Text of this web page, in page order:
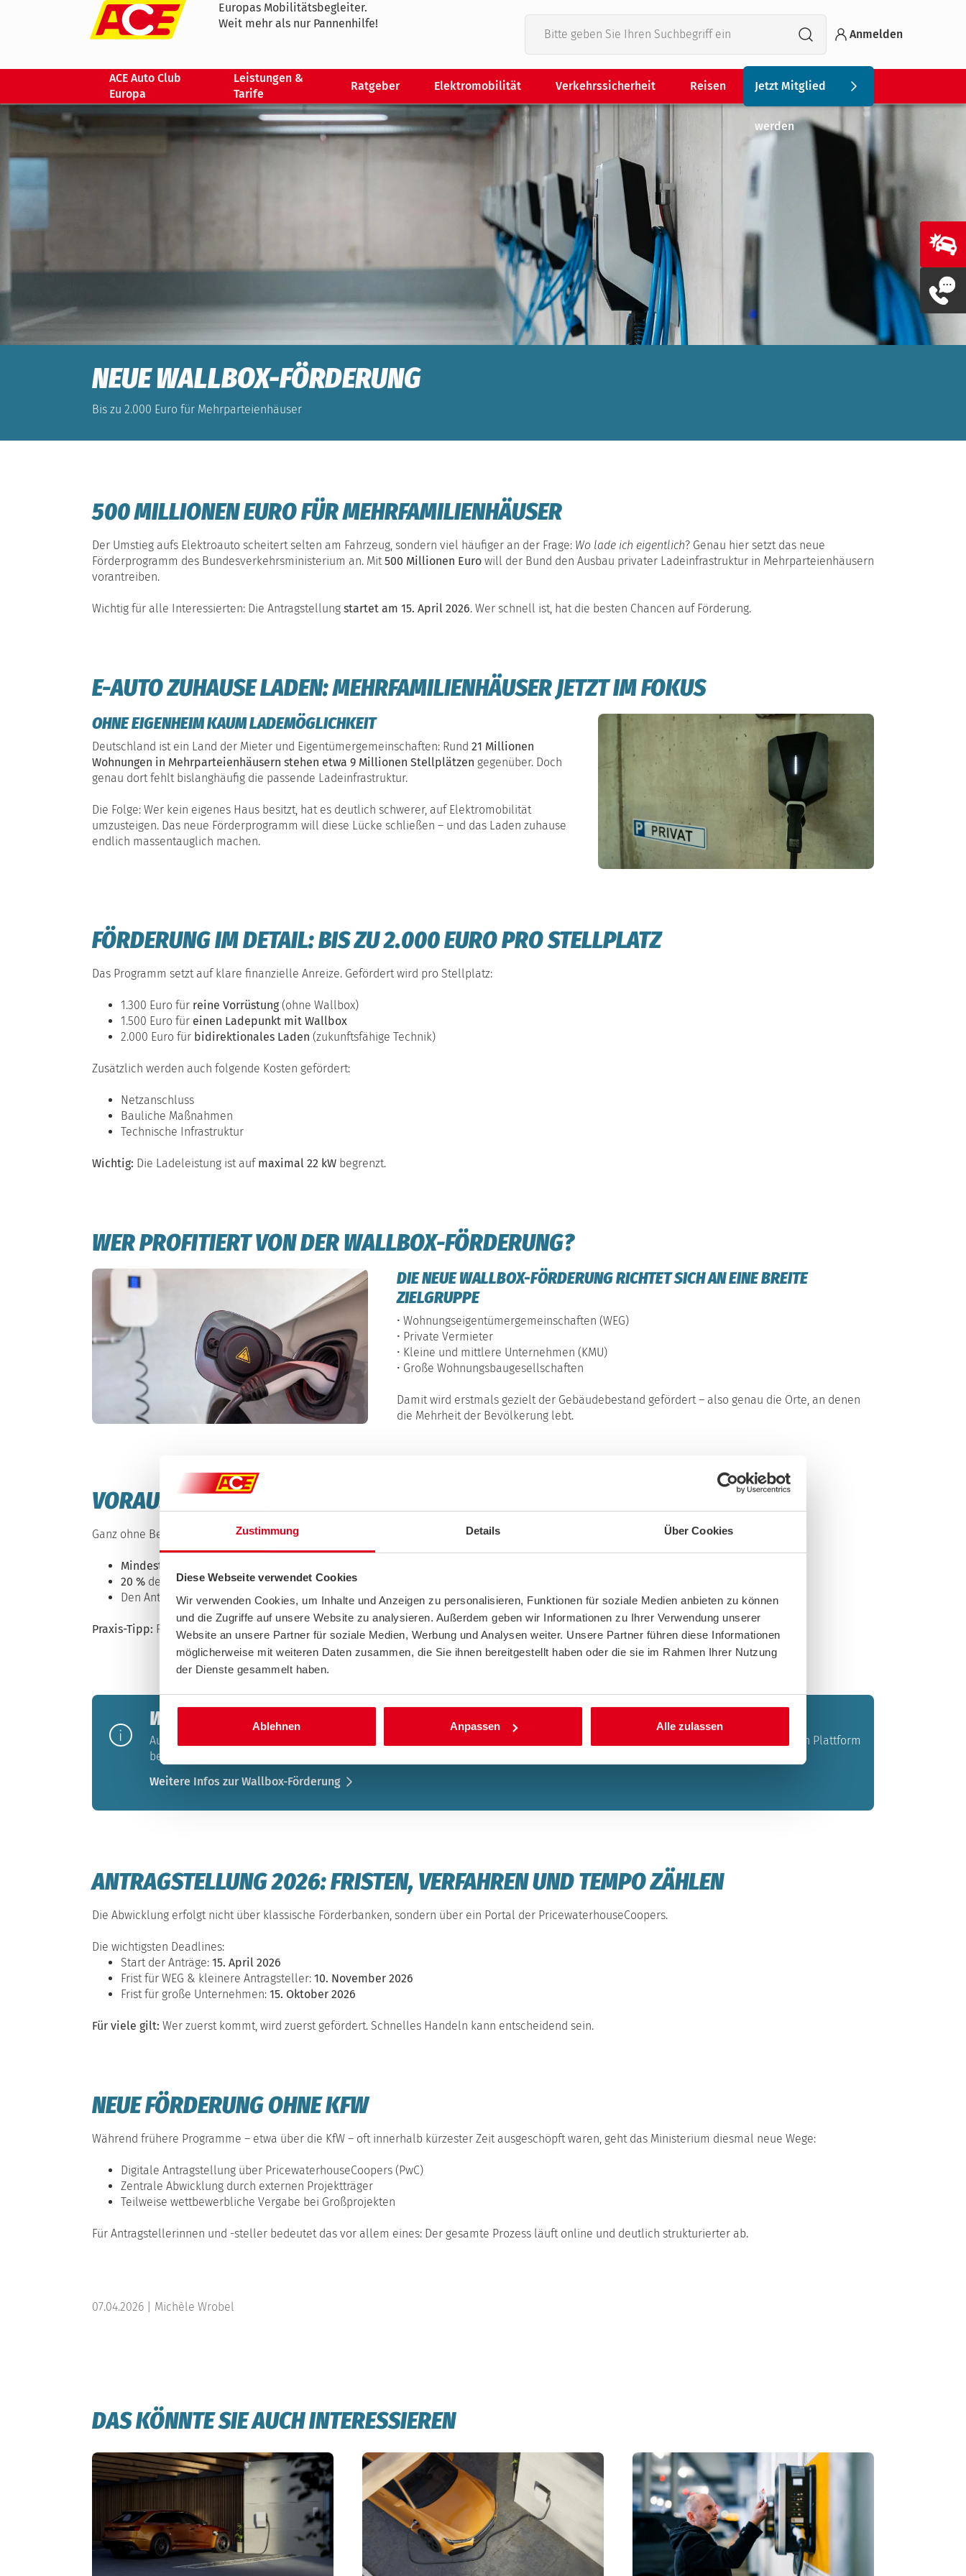
Zustimmung Details Über Cookies
Diese Webseite verwendet Cookies
Wir verwenden Cookies, um Inhalte und Anzeigen zu personalisieren, Funktionen für soziale Medien anbieten zu können
und die Zugriffe auf unsere Website zu analysieren. Außerdem geben wir Informationen zu Ihrer Verwendung unserer
Website an unsere Partner für soziale Medien, Werbung und Analysen weiter. Unsere Partner führen diese Informationen
möglicherweise mit weiteren Daten zusammen, die Sie ihnen bereitgestellt haben oder die sie im Rahmen Ihrer Nutzung
der Dienste gesammelt haben.
Ablehnen Anpassen Alle zulassen
Europas Mobilitätsbegleiter.
Weit mehr als nur Pannenhilfe!
Anmelden
ACE Auto Club
Europa
Leistungen &
Tarife
Ratgeber Elektromobilität Verkehrssicherheit Reisen Jetzt Mitglied
werden
NEUE WALLBOX-FÖRDERUNG
Bis zu 2.000 Euro für Mehrparteienhäuser
500 MILLIONEN EURO FÜR MEHRFAMILIENHÄUSER
Der Umstieg aufs Elektroauto scheitert selten am Fahrzeug, sondern viel häufiger an der Frage: Wo lade ich eigentlich? Genau hier setzt das neue
Förderprogramm des Bundesverkehrsministerium an. Mit500 Millionen Euro will der Bund den Ausbau privater Ladeinfrastruktur in Mehrparteienhäusern
vorantreiben.
Wichtig für alle Interessierten: Die Antragstellung startet am 15. April 2026. Wer schnell ist, hat die besten Chancen auf Förderung.
E-AUTO ZUHAUSE LADEN: MEHRFAMILIENHÄUSER JETZT IM FOKUS
OHNE EIGENHEIM KAUM LADEMÖGLICHKEIT
Deutschland ist ein Land der Mieter und Eigentümergemeinschaften: Rund 21 Millionen
Wohnungen in Mehrparteienhäusern stehen etwa 9 Millionen Stellplätzen gegenüber. Doch
genau dort fehlt bislanghäufig die passende Ladeinfrastruktur.
Die Folge: Wer kein eigenes Haus besitzt, hat es deutlich schwerer, auf Elektromobilität
umzusteigen. Das neue Förderprogramm will diese Lücke schließen – und das Laden zuhause
endlich massentauglich machen.
FÖRDERUNG IM DETAIL: BIS ZU 2.000 EURO PRO STELLPLATZ
Das Programm setzt auf klare finanzielle Anreize. Gefördert wird pro Stellplatz:
1.300 Euro für reine Vorrüstung(ohne Wallbox)
1.500 Euro für einen Ladepunkt mit Wallbox
2.000 Euro für bidirektionales Laden (zukunftsfähige Technik)
Zusätzlich werden auch folgende Kosten gefördert:
Netzanschluss
Bauliche Maßnahmen
Technische Infrastruktur
Wichtig: Die Ladeleistung ist auf maximal 22 kW begrenzt.
WER PROFITIERT VON DER WALLBOX-FÖRDERUNG?
DIE NEUE WALLBOX-FÖRDERUNG RICHTET SICH AN EINE BREITE
ZIELGRUPPE
• Wohnungseigentümergemeinschaften (WEG)
• Private Vermieter
• Kleine und mittlere Unternehmen (KMU)
• Große Wohnungsbaugesellschaften
Damit wird erstmals gezielt der Gebäudebestand gefördert – also genau die Orte, an denen
die Mehrheit der Bevölkerung lebt.
VORAUSSETZUNGEN: DIESE REGELN GELTEN FÜR DIE FÖRDERUNG
Ganz ohne Bedingungen gibt es die Förderung nicht. Wer teilnehmen will, muss:
Mindestens 6 Stellplätze
20 % der Stellplätzevorverkabeln
Den Antrag vor Projektbeginn stellen
Praxis-Tipp: Frühzeitige Abstimmung innerhalb der WEG spart Zeit und erhöht die Chancen auf Bewilligung.
WO SIE SICH JETZT INFORMIEREN KÖNNEN:
Ausführliche Informationen, Voraussetzungen und Tools zur Vorbereitung stellt das Bundesverkehrsministerium auf der offiziellen Plattform
bereit. Dort finden Interessierte auch praktische Hilfen wie einen Quick-Check für die Förderfähigkeit.
Weitere Infos zur Wallbox-Förderung
ANTRAGSTELLUNG 2026: FRISTEN, VERFAHREN UND TEMPO ZÄHLEN
Die Abwicklung erfolgt nicht über klassische Förderbanken, sondern über ein Portal der PricewaterhouseCoopers.
Die wichtigsten Deadlines:
Start der Anträge: 15. April 2026
Frist für WEG & kleinere Antragsteller: 10. November 2026
Frist für große Unternehmen: 15. Oktober 2026
Für viele gilt: Wer zuerst kommt, wird zuerst gefördert. Schnelles Handeln kann entscheidend sein.
NEUE FÖRDERUNG OHNE KFW
Während frühere Programme – etwa über die KfW – oft innerhalb kürzester Zeit ausgeschöpft waren, geht das Ministerium diesmal neue Wege:
Digitale Antragstellung über PricewaterhouseCoopers (PwC)
Zentrale Abwicklung durch externen Projektträger
Teilweise wettbewerbliche Vergabe bei Großprojekten
Für Antragstellerinnen und -steller bedeutet das vor allem eines: Der gesamte Prozess läuft online und deutlich strukturierter ab.
07.04.2026 | Michèle Wrobel
DAS KÖNNTE SIE AUCH INTERESSIEREN